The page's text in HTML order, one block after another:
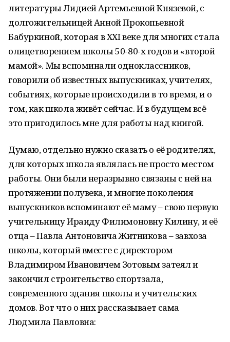
литературы Лидией Артемьевной Князевой, с
долгожительницей Анной Прокопьевной
Бабуркиной, которая в ХХI веке для многих стала
олицетворением школы 50-80-х годов и «второй
мамой». Мы вспоминали одноклассников,
говорили об известных выпускниках, учителях,
событиях, которые происходили в то время, и о
том, как школа живёт сейчас. И в будущем всё
это пригодилось мне для работы над книгой.
Думаю, отдельно нужно сказать о её родителях,
для которых школа являлась не просто местом
работы. Они были неразрывно связаны с ней на
протяжении полувека, и многие поколения
выпускников вспоминают её маму – свою первую
учительницу Ираиду Филимоновну Килину, и её
отца – Павла Антоновича Житникова – завхоза
школы, который вместе с директором
Владимиром Ивановичем Зотовым затеял и
закончил строительство спортзала,
современного здания школы и учительских
домов. Вот что о них рассказывает сама
Людмила Павловна: